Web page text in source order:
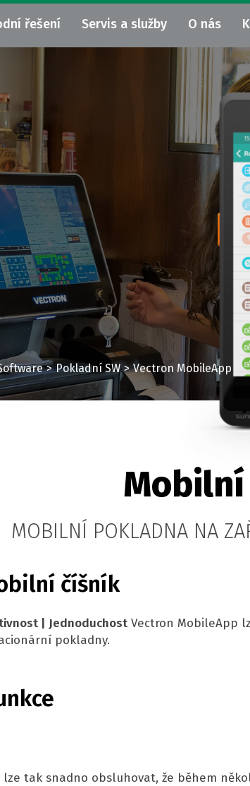
řešení Servis a služby O nás
Pokladní SW Vectron MobileApp
MOBILNÍ POKLADNA NA
číšník
| Jednoduchost Vectron MobileApp
pokladny.
lze tak snadno obsluhovat, že během